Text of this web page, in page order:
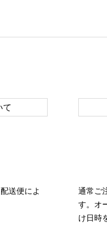
て
送便によ
通常ご
す。オ
け日時